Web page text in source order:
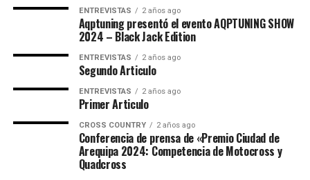
ENTREVISTAS 2 años ago
Aqptuning presentó el evento AQPTUNING SHOW
2024 – Black Jack Edition
ENTREVISTAS 2 años ago
Segundo Articulo
ENTREVISTAS 2 años ago
Primer Articulo
CROSS COUNTRY 2 años ago
Conferencia de prensa de «Premio Ciudad de
Arequipa 2024: Competencia de Motocross y
Quadcross